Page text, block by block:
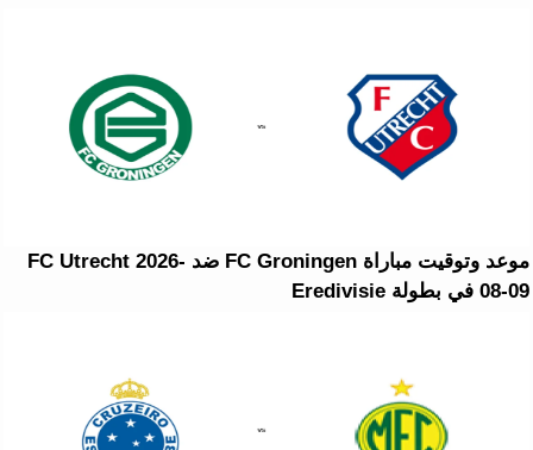
موعد وتوقيت مباراة FC Groningen ضد FC Utrecht 2026-
08-09 في بطولة Eredivisie